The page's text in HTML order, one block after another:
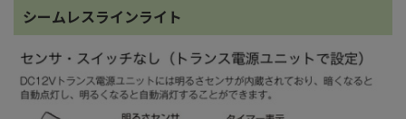
シームレスラインライト